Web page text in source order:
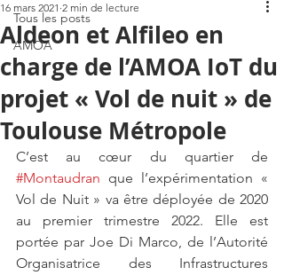
Tous les posts
AMOA
Aldeon et Alfileo en
charge de l’AMOA IoT du
projet « Vol de nuit » de
Toulouse Métropole
16 mars 2021 2 min de lecture
#Montaudran que l’expérimentation «
Vol de Nuit » va être déployée de 2020
au premier trimestre 2022. Elle est
portée par Joe Di Marco, de l’Autorité
Organisatrice des Infrastructures